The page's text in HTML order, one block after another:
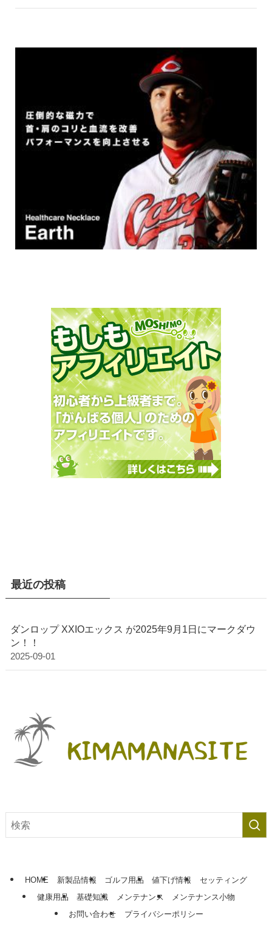
最近の投稿
ダンロップ XXIOエックス が2025年9月1日にマークダウ
ン！！
2025-09-01
HOME 新製品情報 ゴルフ用品 値下げ情報
セッティング
健康用品
基礎知識 メンテナンス
メンテナンス小物
お問い合わせ
プライバシーポリシー